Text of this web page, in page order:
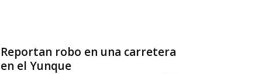
Reportan robo en una carretera
en el Yunque